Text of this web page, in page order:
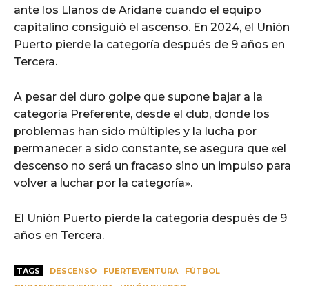
ante los Llanos de Aridane cuando el equipo
capitalino consiguió el ascenso. En 2024, el Unión
Puerto pierde la categoría después de 9 años en
Tercera.
A pesar del duro golpe que supone bajar a la
categoría Preferente, desde el club, donde los
problemas han sido múltiples y la lucha por
permanecer a sido constante, se asegura que «el
descenso no será un fracaso sino un impulso para
volver a luchar por la categoría».
El Unión Puerto pierde la categoría después de 9
años en Tercera.
TAGS DESCENSO FUERTEVENTURA
FÚTBOL